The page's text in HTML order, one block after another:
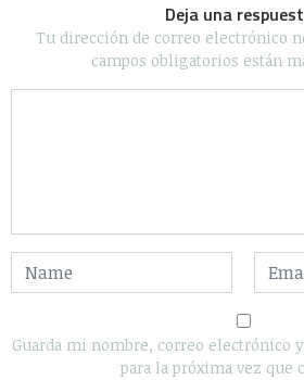
Deja una
Tu dirección de correo electrónico
campos obligatorios están
Guarda mi nombre, correo electrónico
para la próxima vez que